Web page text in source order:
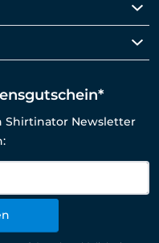
Shirtinator Newsletter